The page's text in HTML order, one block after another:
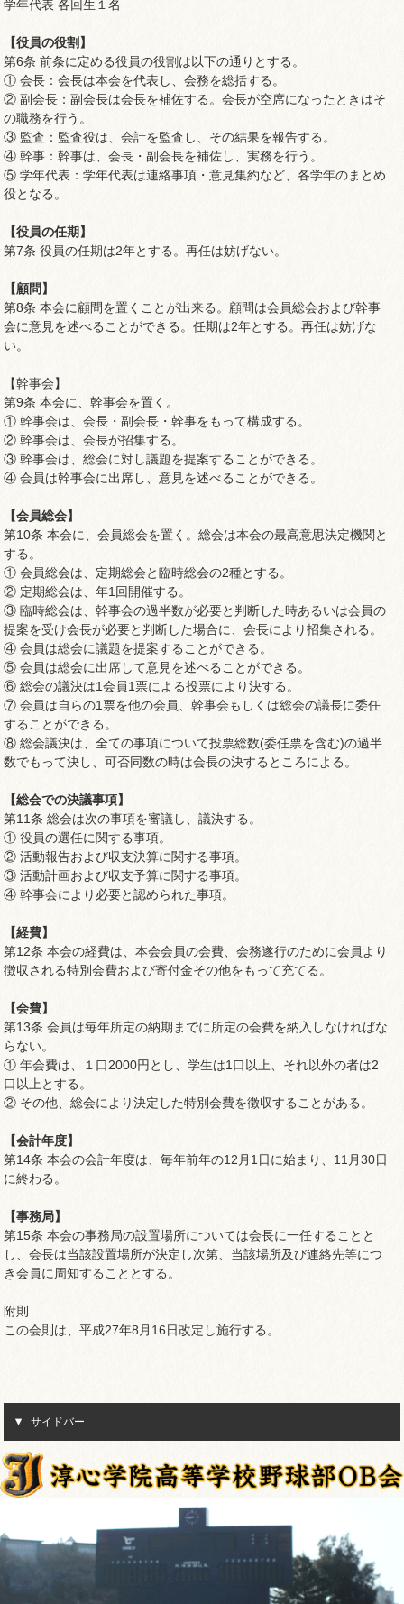
学年代表 各回生１名
【役員の役割】
第6条 前条に定める役員の役割は以下の通りとする。
① 会長：会長は本会を代表し、会務を総括する。
② 副会長：副会長は会長を補佐する。会長が空席になったときはそ
の職務を行う。
③ 監査：監査役は、会計を監査し、その結果を報告する。
④ 幹事：幹事は、会長・副会長を補佐し、実務を行う。
⑤ 学年代表：学年代表は連絡事項・意見集約など、各学年のまとめ
役となる。
【役員の任期】
第7条 役員の任期は2年とする。再任は妨げない。
【顧問】
第8条 本会に顧問を置くことが出来る。顧問は会員総会および幹事
会に意見を述べることができる。任期は2年とする。再任は妨げな
い。
【幹事会】
第9条 本会に、幹事会を置く。
① 幹事会は、会長・副会長・幹事をもって構成する。
② 幹事会は、会長が招集する。
③ 幹事会は、総会に対し議題を提案することができる。
④ 会員は幹事会に出席し、意見を述べることができる。
【会員総会】
第10条 本会に、会員総会を置く。総会は本会の最高意思決定機関と
する。
① 会員総会は、定期総会と臨時総会の2種とする。
② 定期総会は、年1回開催する。
③ 臨時総会は、幹事会の過半数が必要と判断した時あるいは会員の
提案を受け会長が必要と判断した場合に、会長により招集される。
④ 会員は総会に議題を提案することができる。
⑤ 会員は総会に出席して意見を述べることができる。
⑥ 総会の議決は1会員1票による投票により決する。
⑦ 会員は自らの1票を他の会員、幹事会もしくは総会の議長に委任
することができる。
⑧ 総会議決は、全ての事項について投票総数(委任票を含む)の過半
数でもって決し、可否同数の時は会長の決するところによる。
【総会での決議事項】
第11条 総会は次の事項を審議し、議決する。
① 役員の選任に関する事項。
② 活動報告および収支決算に関する事項。
③ 活動計画および収支予算に関する事項。
④ 幹事会により必要と認められた事項。
【経費】
第12条 本会の経費は、本会会員の会費、会務遂行のために会員より
徴収される特別会費および寄付金その他をもって充てる。
【会費】
第13条 会員は毎年所定の納期までに所定の会費を納入しなければな
らない。
① 年会費は、１口2000円とし、学生は1口以上、それ以外の者は2
口以上とする。
② その他、総会により決定した特別会費を徴収することがある。
【会計年度】
第14条 本会の会計年度は、毎年前年の12月1日に始まり、11月30日
に終わる。
【事務局】
第15条 本会の事務局の設置場所については会長に一任することと
し、会長は当該設置場所が決定し次第、当該場所及び連絡先等につ
き会員に周知することとする。
附則
この会則は、平成27年8月16日改定し施行する。
サイドバー